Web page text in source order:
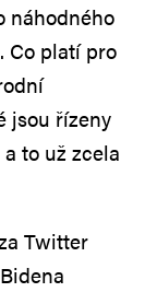
náhodného
Co platí pro
jsou řízeny
to už zcela
Twitter